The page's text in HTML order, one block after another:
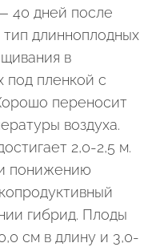
40 дней после
длинноплодных
в
под пленкой с
переносит
воздуха.
2,0-2,5 м.
понижению
гибрид. Плоды
см в длину и 3,0-